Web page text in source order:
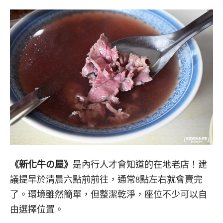
《新化牛の屋》 是內行人才會知道的在地老店！建
議提早於清晨六點前前往，通常8點左右就會賣完
了。環境雖然簡單，但整潔乾淨，座位不少可以自
由選擇位置。